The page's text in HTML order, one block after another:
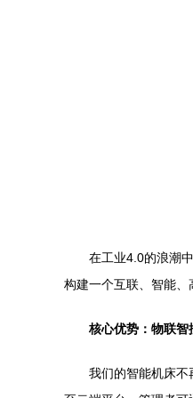
在工业4.0的浪潮
构建一个互联、智能、
核心优势：物联智
我们的智能机床